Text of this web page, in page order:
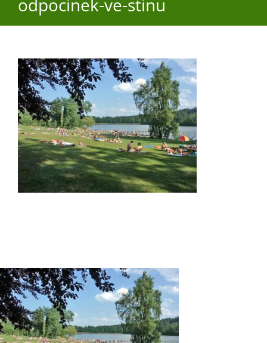
Aktuality
Škola
Turistika
Koupaliště
Kontakty
odpocinek-ve-stinu